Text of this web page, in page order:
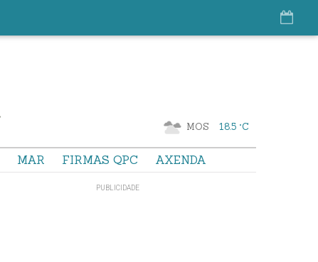
MOS 18.5 °C
MAR FIRMAS QPC AXENDA